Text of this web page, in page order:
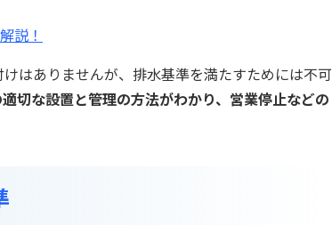
説！
はありませんが、排水基準を満たすためには不可
切な設置と管理の方法がわかり、営業停止などの